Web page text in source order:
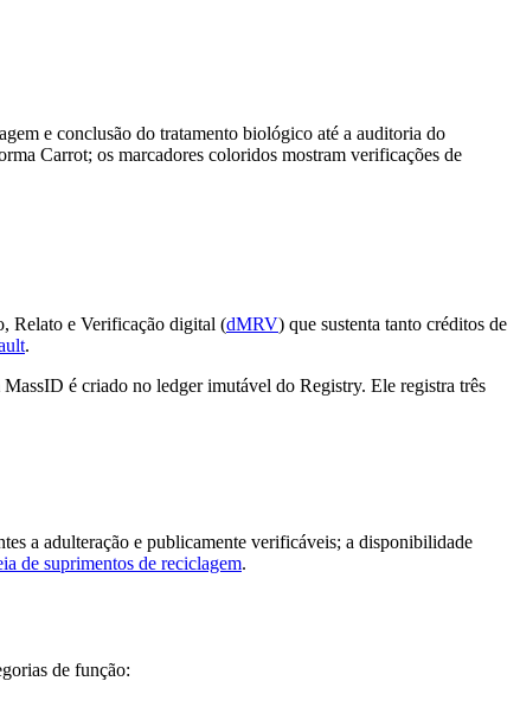
e conclusão do tratamento biológico até a auditoria do
Carrot; os marcadores coloridos mostram verificações de
Relato e Verificação digital (dMRV) que sustenta tanto créditos de
.
é criado no ledger imutável do Registry. Ele registra três
a adulteração e publicamente verificáveis; a disponibilidade
de suprimentos de reciclagem.
de função: